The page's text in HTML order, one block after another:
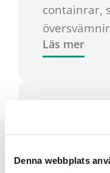
Denna webbplats
containrar,
Läs mer
Underhåll